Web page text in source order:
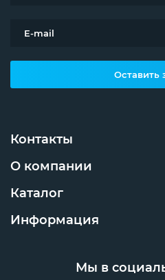
Оставить
Контакты
О компании
Каталог
Информация
Мы в